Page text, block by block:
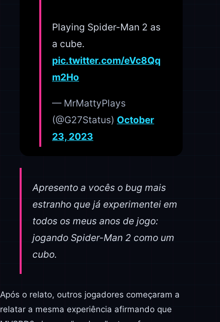
Playing Spider-Man 2 as
a cube.
pic.twitter.com/eVc8Qq
m2Ho
— MrMattyPlays
(@G27Status) October
23, 2023
Apresento a vocês o bug mais
estranho que já experimentei em
todos os meus anos de jogo:
jogando Spider-Man 2 como um
cubo.
Após o relato, outros jogadores começaram a
relatar a mesma experiência afirmando que